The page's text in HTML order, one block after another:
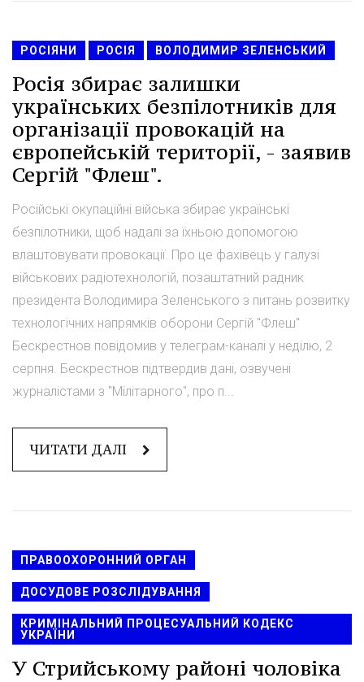
РОСІЯНИ РОСІЯ ВОЛОДИМИР ЗЕЛЕНСЬКИЙ
Росія збирає залишки
українських безпілотників для
організації провокацій на
європейській території, - заявив
Сергій "Флеш".
Російські окупаційні війська збирає українські
безпілотники, щоб надалі за їхньою допомогою
влаштовувати провокації. Про це фахівець у галузі
військових радіотехнологій, позаштатний радник
президента Володимира Зеленського з питань розвитку
технологічних напрямків оборони Сергій "Флеш"
Бескрестнов повідомив у телеграм-каналі у неділю, 2
серпня. Бескрестнов підтвердив дані, озвучені
журналістами з "Мілітарного", про п...
ЧИТАТИ ДАЛІ
ПРАВООХОРОННИЙ ОРГАН
ДОСУДОВЕ РОЗСЛІДУВАННЯ
КРИМІНАЛЬНИЙ ПРОЦЕСУАЛЬНИЙ КОДЕКС
УКРАЇНИ
У Стрийському районі чоловіка